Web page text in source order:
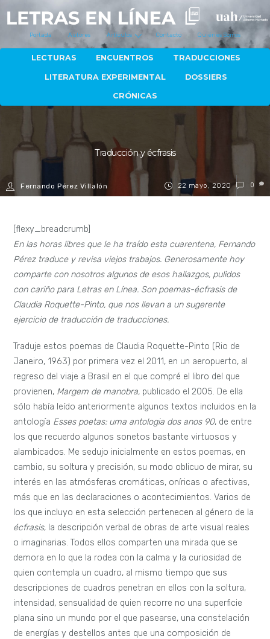
Portada Autores Artículos Contacto Quiénes Somos
LECTURAS ENCUENTROS TRADUCCIONES
LITERATURA EXPERIMENTAL DOSSIERS
CRÓNICAS
22 mayo, 2020
Traducción y écfrasis
Fernando Pérez Villalón 0
[flexy_breadcrumb]
En las horas libres que le ha traído esta cuarentena, Fernando
Pérez traduce y revisa viejos trabajos. Generosamente hoy
comparte con nosotros algunos de esos hallazgos, pulidos
con cariño para Letras en Línea. Son poemas-écfrasis de
Claudia Roquette-Pinto, que nos llevan a un sugerente
ejercicio de traducción de traducciones.
Traduje estos poemas de Claudia Roquette-Pinto (Rio de
Janeiro, 1963) por primera vez el 2011, en un aeropuerto, al
regreso del viaje a Brasil en el que compré el libro del que
provienen, Margem de manobra, publicado el 2005. De ella
sólo había leído anteriormente algunos textos incluidos en la
antología Esses poetas: uma antologia dos anos 90, de entre
los que recuerdo algunos sonetos bastante virtuosos y
alambicados. Me sedujo inicialmente en estos poemas, en
cambio, su soltura y precisión, su modo oblicuo de mirar, su
interés en las atmósferas cromáticas, oníricas o afectivas,
más que en las declaraciones o acontecimientos. Varios de
los que incluyo en esta selección pertenecen al género de la
écfrasis, la descripción verbal de obras de arte visual reales
o imaginarias. Todos ellos comparten una mirada que se
demora en lo que la rodea con la calma y la curiosidad de
quien contempla un cuadro, al mismo tiempo que sus
descripciones de cuadros penetran en ellos con la soltura,
intensidad, sensualidad de quien recorre no una superficie
plana sino un mundo por el que pasearse, una constelación
de energías y destellos antes que una composición de